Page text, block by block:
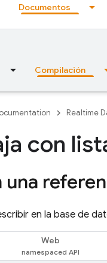
Documentos
Compilación
Realtime
con
en la base de
Web